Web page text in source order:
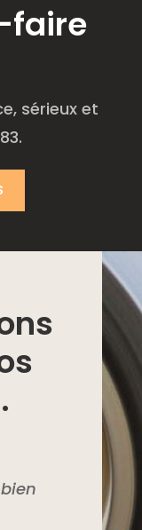
faire
sérieux et